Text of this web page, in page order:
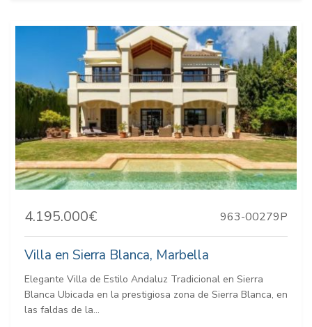
4.195.000€ 963-00279P
Villa en Sierra Blanca, Marbella
Elegante Villa de Estilo Andaluz Tradicional en Sierra
Blanca Ubicada en la prestigiosa zona de Sierra Blanca, en
las faldas de la...